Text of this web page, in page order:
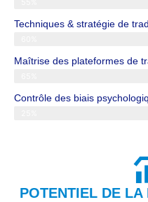
Techniques & stratégie de
Maîtrise des plateformes de
Contrôle des biais
POTENTIEL DE